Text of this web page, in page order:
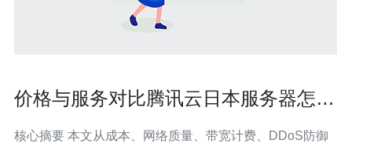
价格与服务对比腾讯云日本服务器怎么
核心摘要 本文从成本、网络质量、带宽计费、DDoS防御